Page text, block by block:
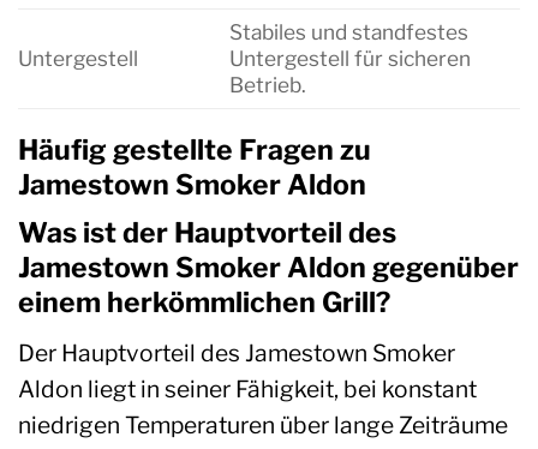
Untergestell
Stabiles und standfestes
Untergestell für sicheren
Betrieb.
Häufig gestellte Fragen zu
Jamestown Smoker Aldon
Was ist der Hauptvorteil des
Jamestown Smoker Aldon gegenüber
einem herkömmlichen Grill?
Der Hauptvorteil des Jamestown Smoker
Aldon liegt in seiner Fähigkeit, bei konstant
niedrigen Temperaturen über lange Zeiträume